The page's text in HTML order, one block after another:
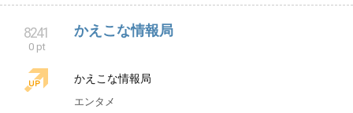
ています。
習い事